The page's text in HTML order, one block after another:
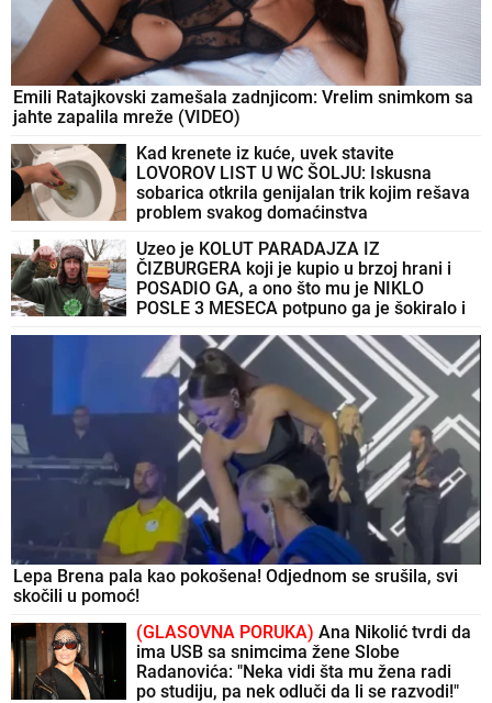
Emili Ratajkovski zamešala zadnjicom: Vrelim snimkom sa
jahte zapalila mreže (VIDEO)
Kad krenete iz kuće, uvek stavite
LOVOROV LIST U WC ŠOLJU: Iskusna
sobarica otkrila genijalan trik kojim rešava
problem svakog domaćinstva
Uzeo je KOLUT PARADAJZA IZ
ČIZBURGERA koji je kupio u brzoj hrani i
POSADIO GA, a ono što mu je NIKLO
POSLE 3 MESECA potpuno ga je šokiralo i
Lepa Brena pala kao pokošena! Odjednom se srušila, svi
skočili u pomoć!
(GLASOVNA PORUKA) Ana Nikolić tvrdi da
ima USB sa snimcima žene Slobe
Radanovića: "Neka vidi šta mu žena radi
po studiju, pa nek odluči da li se razvodi!"